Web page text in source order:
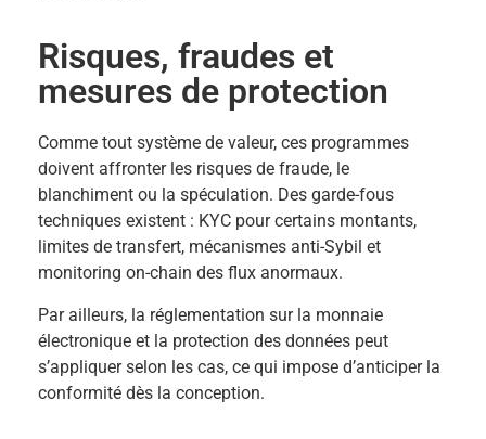
Risques, fraudes et
mesures de protection
Comme tout système de valeur, ces programmes
doivent affronter les risques de fraude, le
blanchiment ou la spéculation. Des garde-fous
techniques existent : KYC pour certains montants,
limites de transfert, mécanismes anti-Sybil et
monitoring on-chain des flux anormaux.
Par ailleurs, la réglementation sur la monnaie
électronique et la protection des données peut
s’appliquer selon les cas, ce qui impose d’anticiper la
conformité dès la conception.